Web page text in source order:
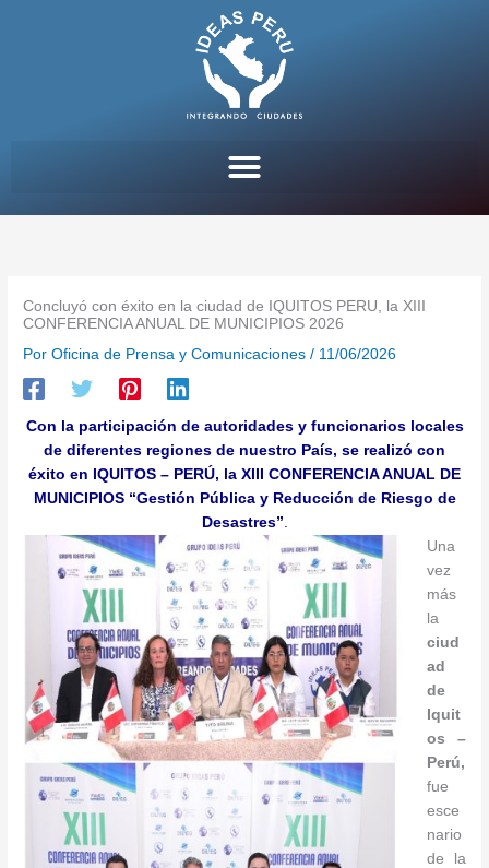
Concluyó con éxito en la ciudad de IQUITOS PERU, la XIII
CONFERENCIA ANUAL DE MUNICIPIOS 2026
PorOficina de Prensa y Comunicaciones/ 11/06/2026
Con la participación de autoridades y funcionarios locales
de diferentes regiones de nuestro País, se realizó con
éxito en IQUITOS – PERÚ, la XIII CONFERENCIA ANUAL DE
MUNICIPIOS “Gestión Pública y Reducción de Riesgo de
Desastres”.
Una
vez
más
la
ciud
ad
de
Iquit
os –
Perú,
fue
esce
nario
de la